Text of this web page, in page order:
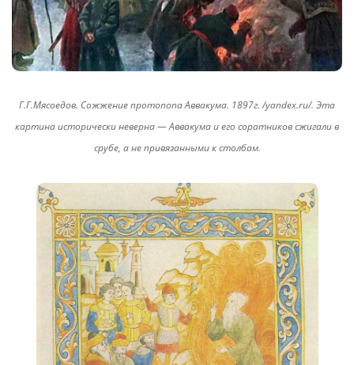
Г.Г.Мясоедов. Сожжение протопопа Аввакума. 1897г. /yandex.ru/. Эта
картина исторически неверна — Аввакума и его соратников сжигали в
срубе, а не привязанными к столбам.